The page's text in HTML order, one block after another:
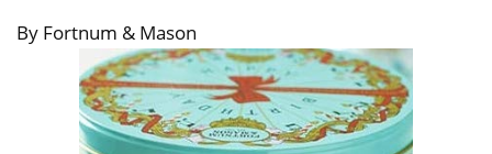
By Fortnum & Mason